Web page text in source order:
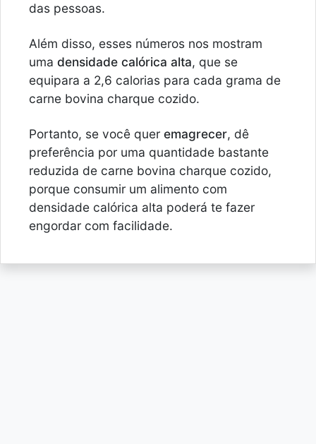
das pessoas.
Além disso, esses números nos mostram
uma densidade calórica alta, que se
equipara a 2,6 calorias para cada grama de
carne bovina charque cozido.
Portanto, se você quer emagrecer, dê
preferência por uma quantidade bastante
reduzida de carne bovina charque cozido,
porque consumir um alimento com
densidade calórica alta poderá te fazer
engordar com facilidade.